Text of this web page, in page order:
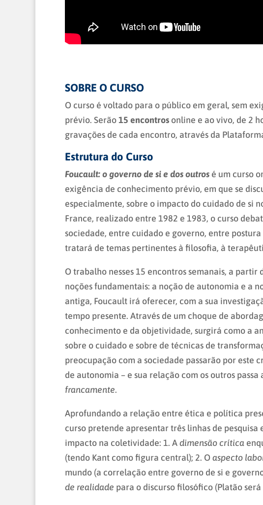
SOBRE O CURSO
O curso é voltado para o público em geral, sem
prévio. Serão15 encontros online e ao vivo, de 2
gravações de cada encontro, através da
Estrutura do Curso
Foucault: o governo de si e dos outros é um curso
exigência de conhecimento prévio, em que se
especialmente, sobre o impacto do cuidado de si
France, realizado entre 1982 e 1983, o curso
sociedade, entre cuidado e governo, entre
tratará de temas pertinentes à filosofia, à
O trabalho nesses 15 encontros semanais, a
noções fundamentais: a noção de autonomia e a
antiga, Foucault irá oferecer, com a sua
tempo presente. Através de um choque de
conhecimento e da objetividade, surgirá como a
sobre o cuidado e sobre de técnicas de
preocupação com a sociedade passarão por este
de autonomia – e sua relação com os outros passa
francamente.
Aprofundando a relação entre ética e política
curso pretende apresentar três linhas de pesquisa
impacto na coletividade: 1. Adimensão crítica
(tendo Kant como figura central); 2. Oaspecto
mundo (a correlação entre governo de si e
de realidade para o discurso filosófico (Platão